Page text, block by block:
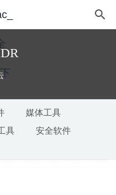
媒体工具
具
安全软件
版-强大的图示/图表/流